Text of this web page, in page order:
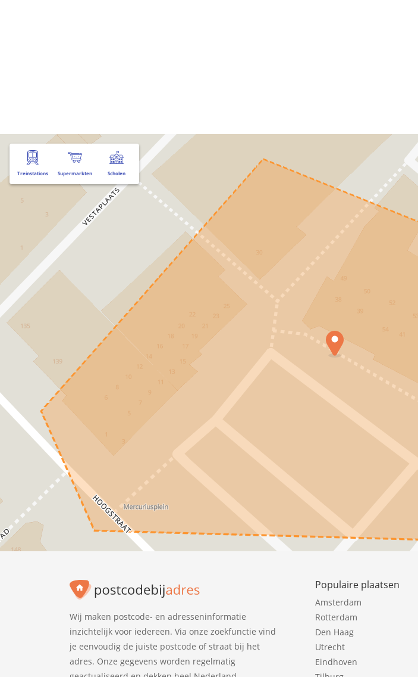
Treinstations Supermarkten Scholen
Wij maken postcode- en adresseninformatie
inzichtelijk voor iedereen. Via onze zoekfunctie vind
je eenvoudig de juiste postcode of straat bij het
adres. Onze gegevens worden regelmatig
Populaire plaatsen
Amsterdam
Rotterdam
Den Haag
Utrecht
Eindhoven